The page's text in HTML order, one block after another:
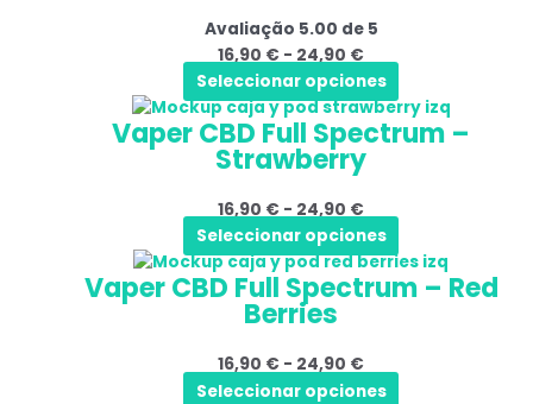
na
página
do
produto
Avaliação 5.00 de 5
16,90 € - 24,90 €
a
24,90 €
Seleccionar opciones
variantes.
As
opções
podem
ser
selecionadas
página
do
produto
Vaper CBD Full Spectrum –
Strawberry
16,90 € - 24,90 €
Gama
de
preços:
a
24,90 €
Seleccionar opciones
Este
produto
tem
variantes.
As
opções
podem
ser
na
página
Vaper CBD Full Spectrum – Red
Berries
16,90 € - 24,90 €
Gama
de
24,90 €
Seleccionar opciones
Este
produto
tem
variantes.
As